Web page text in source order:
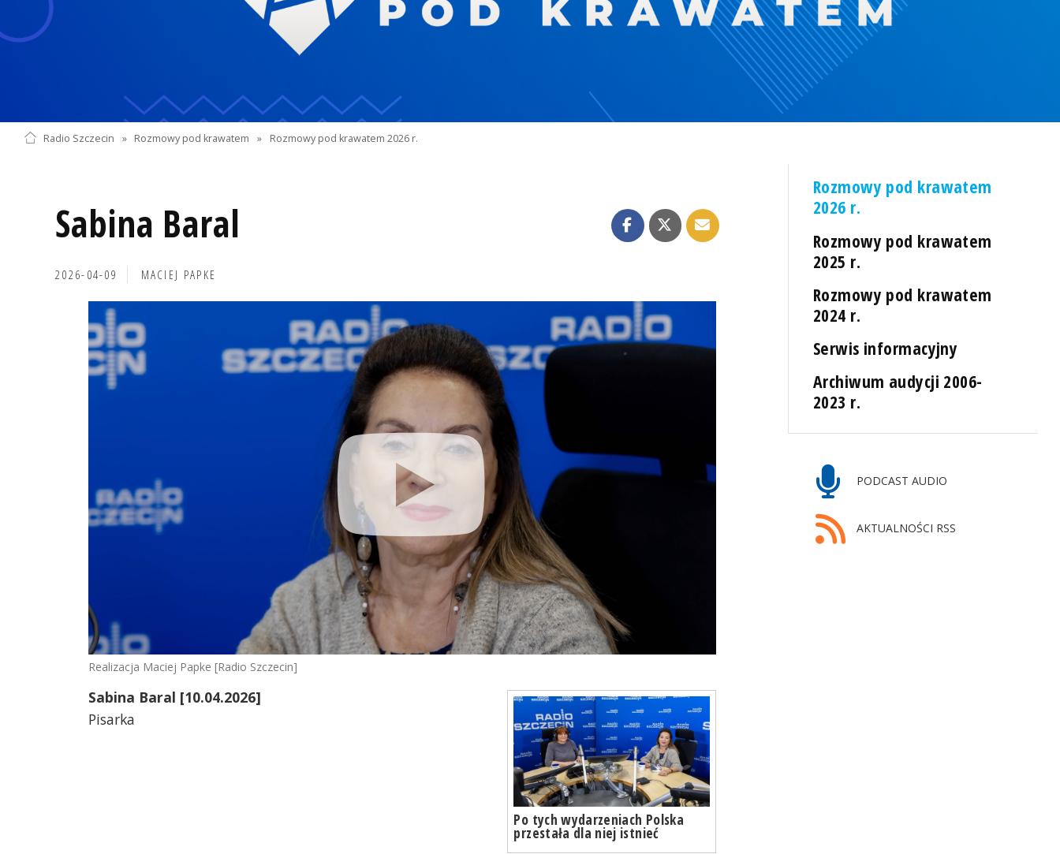
Radio Szczecin » Rozmowy pod krawatem » Rozmowy pod krawatem 2026 r.
Sabina Baral
2026-04-09 MACIEJ PAPKE
Realizacja Maciej Papke [Radio Szczecin]
Po tych wydarzeniach Polska
przestała dla niej istnieć
Sabina Baral [10.04.2026]
Pisarka
Rozmowy pod krawatem
2026 r.
Rozmowy pod krawatem
2025 r.
Rozmowy pod krawatem
2024 r.
Serwis informacyjny
Archiwum audycji 2006-
2023 r.
PODCAST AUDIO
AKTUALNOŚCI RSS